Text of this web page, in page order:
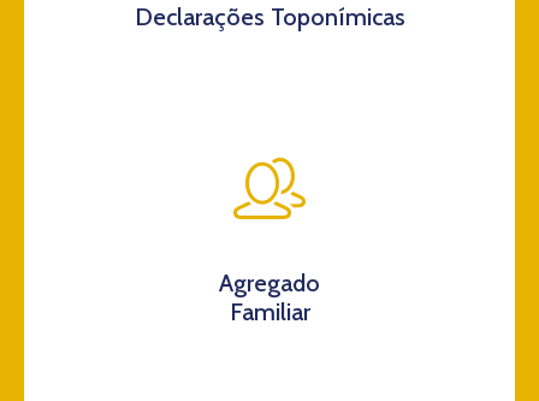
Declarações Toponímicas
Agregado
Familiar